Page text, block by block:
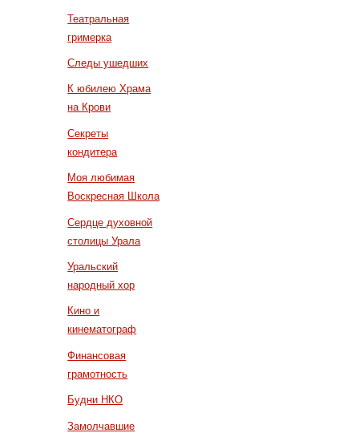
Театральная
гримерка
Следы ушедших
К юбилею Храма
на Крови
Секреты
кондитера
Моя любимая
Воскресная Школа
Сердце духовной
столицы Урала
Уральский
народный хор
Кино и
кинематограф
Финансовая
грамотность
Будни НКО
Замолчавшие